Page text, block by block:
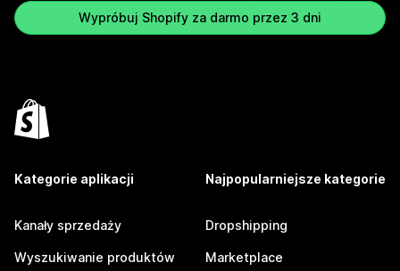
Wypróbuj Shopify za darmo przez 3 dni
Kategorie aplikacji
Kanały sprzedaży
Wyszukiwanie produktów
Najpopularniejsze kategorie
Dropshipping
Marketplace